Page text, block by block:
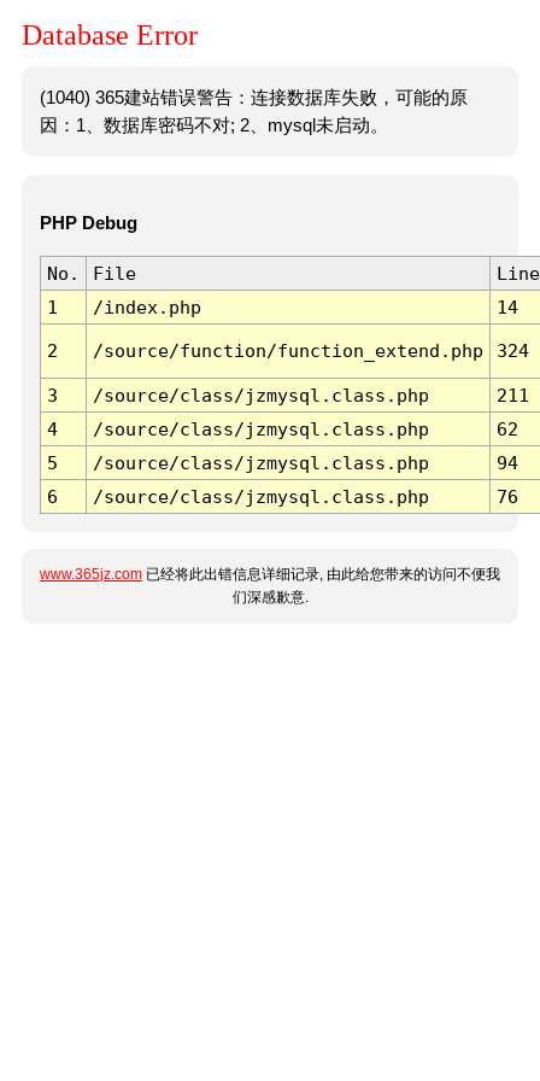
Database Error
(1040) 365建站错误警告：连接数据库失败，可能的原
因：1、数据库密码不对; 2、mysql未启动。
PHP Debug
No. File
Line
1
/index.php 14
2 /source/function/function_extend.php 324
3 /source/class/jzmysql.class.php
211
4
/source/class/jzmysql.class.php
62
5
/source/class/jzmysql.class.php
94
6
/source/class/jzmysql.class.php 76
www.365jz.com 已经将此出错信息详细记录, 由此给您带来的访问不便我
们深感歉意.